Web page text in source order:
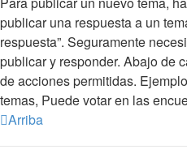
publicar una respuesta a un
respuesta”. Seguramente
publicar y responder. Abajo de
de acciones permitidas.
temas, Puede votar en las
Arriba